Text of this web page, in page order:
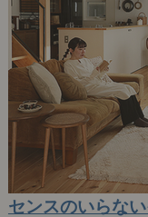
センスのいらな